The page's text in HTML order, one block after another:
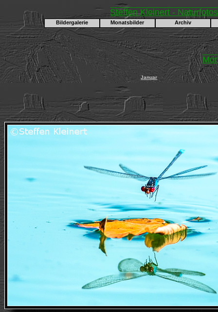
Steffen Kleinert -
Bildergalerie Monatsbilder Archiv
Januar